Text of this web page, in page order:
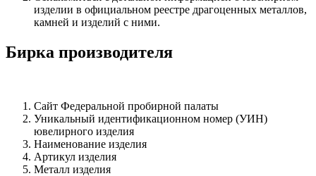
изделии в официальном реестре драгоценных металлов,
камней и изделий с ними.
Бирка производителя
Сайт Федеральной пробирной палаты
Уникальный идентификационном номер (УИН)
ювелирного изделия
Наименование изделия
Артикул изделия
Металл изделия